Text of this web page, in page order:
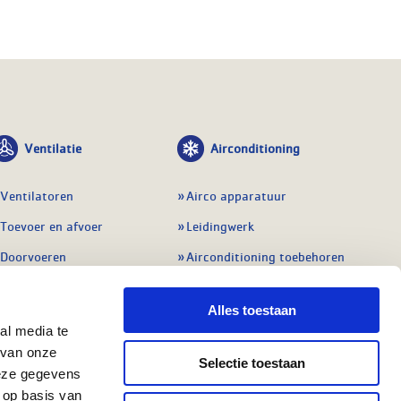
media te
onze
gegevens
basis van
Alles toestaan
Selectie toestaan
Ventilatie
Ventilatoren
Toevoer en afvoer
Doorvoeren
Balansventilatie WTW
Regelingen
Alle ventilatie
Airconditioning
Airco apparatuur
Leidingwerk
Airconditioning toebehoren
Gereedschap en
meetapparatuur
Service en onderhoud
Regelapparatuur
Alle koeling